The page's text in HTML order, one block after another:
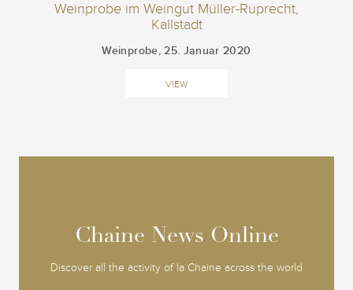
Weinprobe im Weingut Müller-Ruprecht,
Kallstadt
Weinprobe, 25. Januar 2020
VIEW
Chaine News Online
Discover all the activity of la Chaine across the world
Chaine News Online